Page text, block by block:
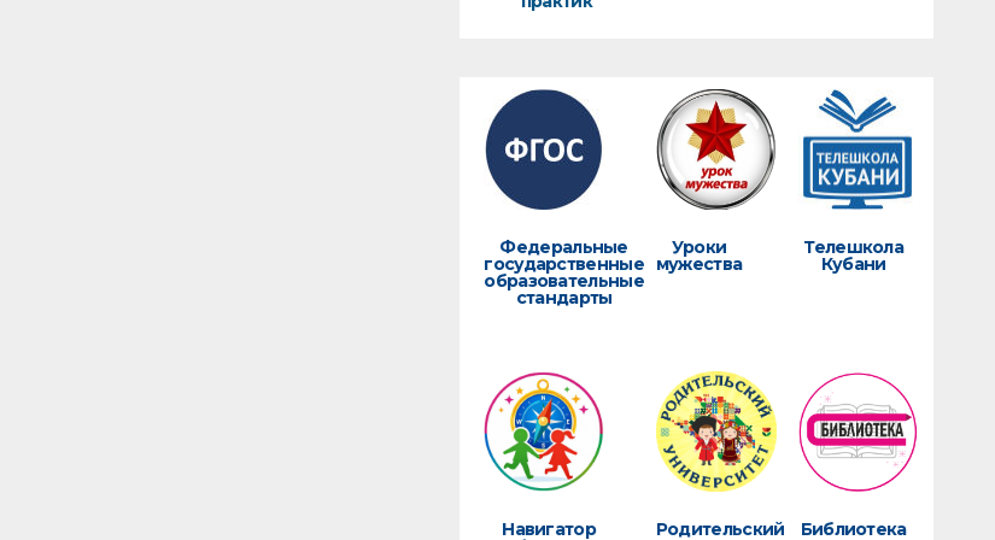
Федеральные
государственные
образовательные
стандарты
Уроки
мужества
Телешкола
Кубани
Навигатор Родительский Библиотека